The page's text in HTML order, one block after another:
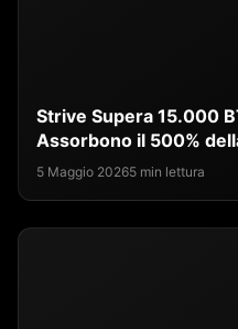
Strive Supera 15.000
Assorbono il 500%
5 Maggio 20265 min lettura